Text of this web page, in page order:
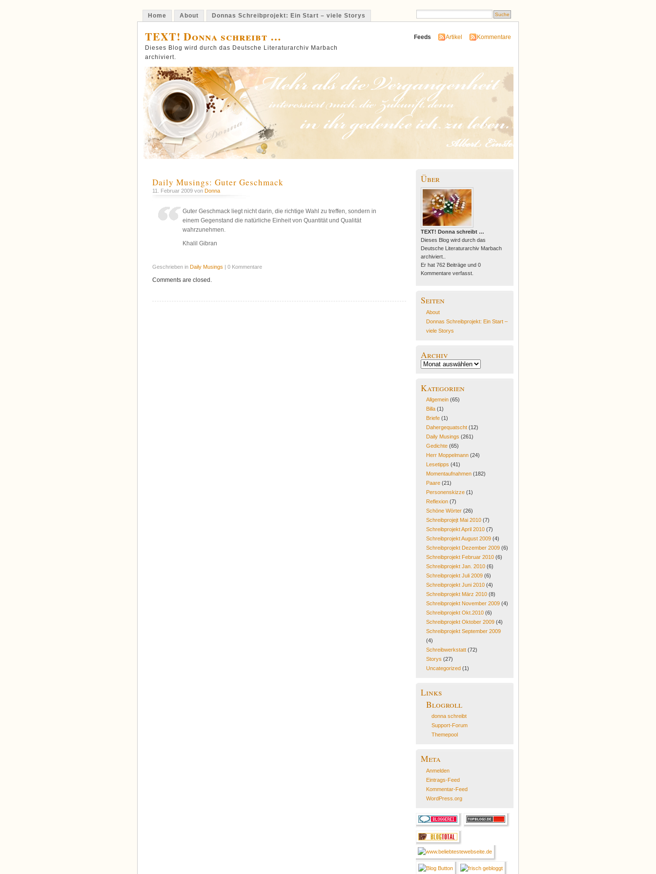
Home About Donnas Schreibprojekt: Ein Start – viele Storys
TEXT! Donna schreibt …
Dieses Blog wird durch das Deutsche Literaturarchiv Marbach
archiviert.
Feeds Artikel Kommentare
Daily Musings: Guter Geschmack
11. Februar 2009 von Donna
Guter Geschmack liegt nicht darin, die richtige Wahl zu treffen, sondern in
einem Gegenstand die natürliche Einheit von Quantität und Qualität
wahrzunehmen.
Khalil Gibran
Geschrieben in Daily Musings | 0 Kommentare
Comments are closed.
Über
TEXT! Donna schreibt …
Dieses Blog wird durch das
Deutsche Literaturarchiv Marbach
archiviert..
Er hat 762 Beiträge und 0
Kommentare verfasst.
Seiten
About
Donnas Schreibprojekt: Ein Start –
viele Storys
Archiv
Archiv
Kategorien
Allgemein(65)
Billa(1)
Briefe(1)
Dahergequatscht(12)
Daily Musings (261)
Gedichte(65)
Herr Moppelmann(24)
Lesetipps (41)
Momentaufnahmen(182)
Paare(21)
Personenskizze(1)
Reflexion(7)
Schöne Wörter(26)
Schreibprojejt Mai 2010(7)
Schreibprojekt April 2010(7)
Schreibprojekt August 2009(4)
Schreibprojekt Dezember 2009(6)
Schreibprojekt Februar 2010(6)
Schreibprojekt Jan. 2010(6)
Schreibprojekt Juli 2009(6)
Schreibprojekt Juni 2010(4)
Schreibprojekt März 2010(8)
Schreibprojekt November 2009(4)
Schreibprojekt Okt.2010(6)
Schreibprojekt Oktober 2009(4)
Schreibprojekt September 2009
(4)
Schreibwerkstatt(72)
Storys (27)
Uncategorized (1)
Links
Blogroll
donna schreibt
Support-Forum
Themepool
Meta
Anmelden
Eintrags-Feed
Kommentar-Feed
WordPress.org